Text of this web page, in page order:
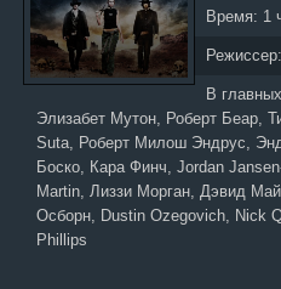
Время: 1
Режиссер:
В
Элизабет Мутон, Роберт Беар,
Suta, Роберт Милош Эндрус,
Боско, Кара Финч, Jordan
Martin, Лиззи Морган, Дэвид
Осборн, Dustin Ozegovich, Nick
Phillips